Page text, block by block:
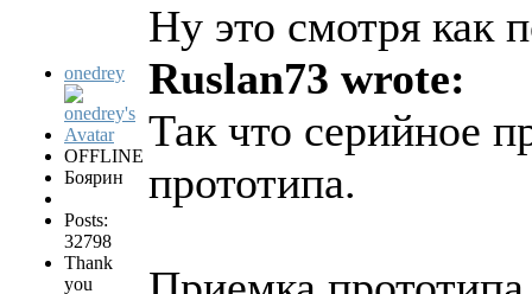
onedrey
OFFLINE
Боярин
Posts:
32798
Thank
you
Ну это смотря как
Ruslan73 wrote:
Так что серийное
прототипа.